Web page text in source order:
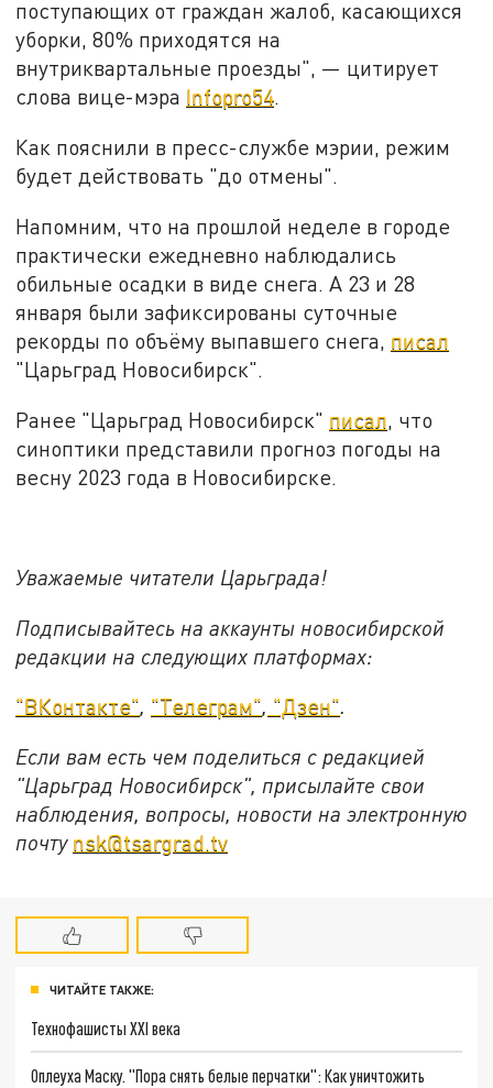
поступающих от граждан жалоб, касающихся
уборки, 80% приходятся на
внутриквартальные проезды", — цитирует
слова вице-мэра Infopro54.
Как пояснили в пресс-службе мэрии, режим
будет действовать "до отмены".
Напомним, что на прошлой неделе в городе
практически ежедневно наблюдались
обильные осадки в виде снега. А 23 и 28
января были зафиксированы суточные
рекорды по объёму выпавшего снега, писал
"Царьград Новосибирск".
Ранее "Царьград Новосибирск" писал , что
синоптики представили прогноз погоды на
весну 2023 года в Новосибирске.
Уважаемые читатели Царьграда!
Подписывайтесь на аккаунты новосибирской
редакции на следующих платформах:
"ВКонтакте", "Телеграм", "Дзен".
Если вам есть чем поделиться с редакцией
"Царьград Новосибирск", присылайте свои
наблюдения, вопросы, новости на электронную
почту nsk@tsargrad.tv
ЧИТАЙТЕ ТАКЖЕ:
Технофашисты XXI века
Оплеуха Маску. "Пора снять белые перчатки": Как уничтожить